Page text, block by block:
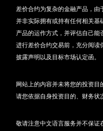
差价合约为复杂的金融产品，
并非实际拥有或持有任何相关基
产品的运作方式，并评估自己
进行差价合约交易前，充分阅读
披露声明以及目标市场认定函。
网站上的内容并未将您的投资目
请您依据自身投资目的、财务状
敬请注意中文语言服务并不保证